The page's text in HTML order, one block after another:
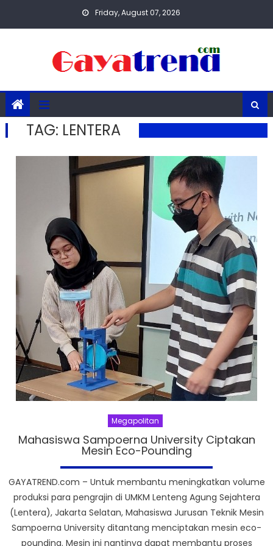
Friday, August 07, 2026
TAG: LENTERA
Megapolitan
Mahasiswa Sampoerna University Ciptakan
Mesin Eco-Pounding
GAYATREND.com – Untuk membantu meningkatkan volume
produksi para pengrajin di UMKM Lenteng Agung Sejahtera
(Lentera), Jakarta Selatan, Mahasiswa Jurusan Teknik Mesin
Sampoerna University ditantang menciptakan mesin eco-
pounding. Mesin ini nantinya dapat membantu proses